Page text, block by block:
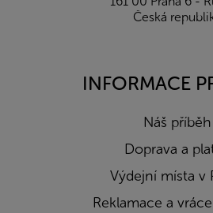
Česká
INFORMACE
Náš příběh
Doprava a
Výdejní místa v
Reklamace a